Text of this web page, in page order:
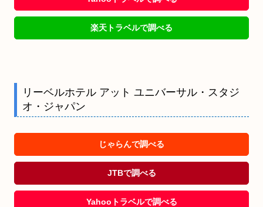
楽天トラベルで調べる
リーベルホテル アット ユニバーサル・スタジ
オ・ジャパン
じゃらんで調べる
JTBで調べる
Yahooトラベルで調べる